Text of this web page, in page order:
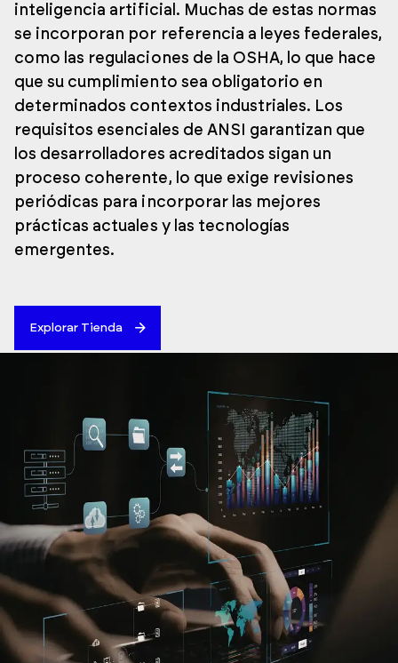
inteligencia artificial. Muchas de estas normas
se incorporan por referencia a leyes federales,
como las regulaciones de la OSHA, lo que hace
que su cumplimiento sea obligatorio en
determinados contextos industriales. Los
requisitos esenciales de ANSI garantizan que
los desarrolladores acreditados sigan un
proceso coherente, lo que exige revisiones
periódicas para incorporar las mejores
prácticas actuales y las tecnologías
emergentes.
Explorar Tienda